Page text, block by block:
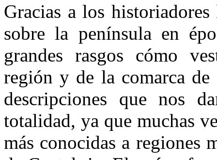
Gracias a los
sobre la península en
grandes rasgos cómo
región y de la comarca de
descripciones que nos
totalidad, ya que muchas
más conocidas a regiones